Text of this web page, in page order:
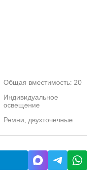
Общая вместимость: 20
Индивидуальное
освещение
Ремни, двухточечные